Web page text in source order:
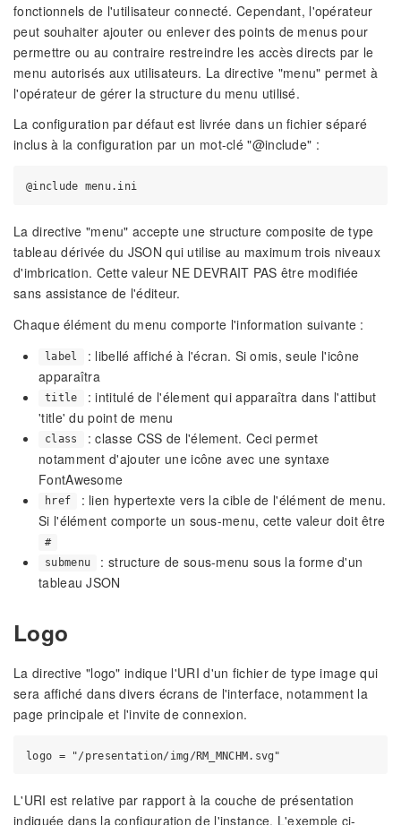
fonctionnels de l'utilisateur connecté. Cependant, l'opérateur
peut souhaiter ajouter ou enlever des points de menus pour
permettre ou au contraire restreindre les accès directs par le
menu autorisés aux utilisateurs. La directive "menu" permet à
l'opérateur de gérer la structure du menu utilisé.
La configuration par défaut est livrée dans un fichier séparé
inclus à la configuration par un mot-clé "@include" :
La directive "menu" accepte une structure composite de type
tableau dérivée du JSON qui utilise au maximum trois niveaux
d'imbrication. Cette valeur NE DEVRAIT PAS être modifiée
sans assistance de l'éditeur.
Chaque élément du menu comporte l'information suivante :
label
: libellé affiché à l'écran. Si omis, seule l'icône
apparaîtra
title
: intitulé de l'élement qui apparaîtra dans l'attibut
'title' du point de menu
class
: classe CSS de l'élement. Ceci permet
notamment d'ajouter une icône avec une syntaxe
FontAwesome
href
: lien hypertexte vers la cible de l'élément de menu.
Si l'élément comporte un sous-menu, cette valeur doit être
#
submenu
: structure de sous-menu sous la forme d'un
tableau JSON
Logo
La directive "logo" indique l'URI d'un fichier de type image qui
sera affiché dans divers écrans de l'interface, notamment la
page principale et l'invite de connexion.
L'URI est relative par rapport à la couche de présentation
indiquée dans la configuration de l'instance. L'exemple ci-